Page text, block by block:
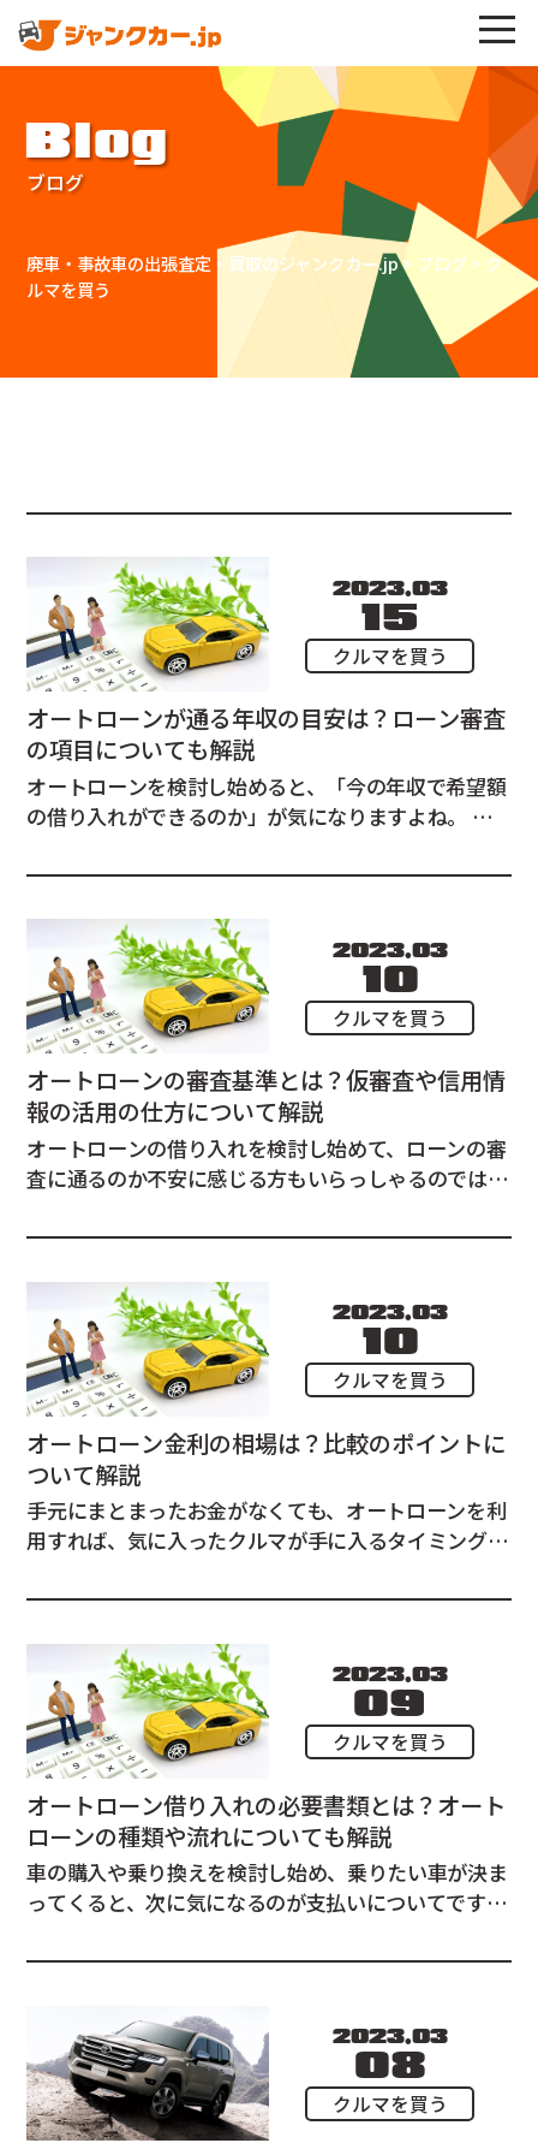
Blog
ブログ
廃車・事故車の出張査定・買取のジャンクカー.jp> ブログ> ク
ルマを買う
2023.03
15
クルマを買う
オートローンが通る年収の目安は？ローン審査
の項目についても解説
オートローンを検討し始めると、「今の年収で希望額
の借り入れができるのか」が気になりますよね。 欲
は、オートローンが通る年収の目安とオートローンの
2023.03
10
クルマを買う
オートローンの審査基準とは？仮審査や信用情
報の活用の仕方について解説
オートローンの借り入れを検討し始めて、ローンの審
査に通るのか不安に感じる方もいらっしゃるのではな
るポイントを解説するとともに、仮審査や信用機関の
てご説明しています。 オートローンの審査に懸念...
2023.03
10
クルマを買う
オートローン金利の相場は？比較のポイントに
ついて解説
手元にまとまったお金がなくても、オートローンを利
用すれば、気に入ったクルマが手に入るタイミングで
は、オートローン金利の相場と比較のポイントについ
は、大きく分けて、銀行系のオートローン...
2023.03
09
クルマを買う
オートローン借り入れの必要書類とは？オート
ローンの種類や流れについても解説
車の購入や乗り換えを検討し始め、乗りたい車が決ま
ってくると、次に気になるのが支払いについてです。
するとともに、オートローンの種類や大まかな流れに
ローンには、大きく分けて、銀行系のオ...
2023.03
08
クルマを買う